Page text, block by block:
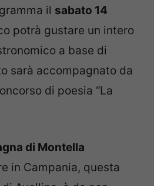
il sabato 14
potrà gustare un intero
a base di
sarà accompagnato da
di poesia “La
di Montella
in Campania, questa